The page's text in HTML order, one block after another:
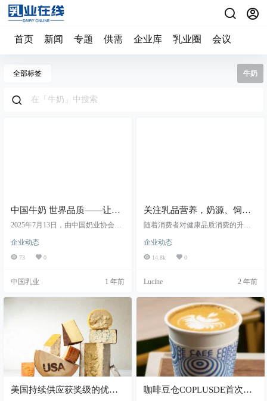
首页 新闻 专题 供需 企业库 乳业圈 会议
全部标签 牛奶
中国牛奶 世界品质——让消
费者“喝上奶 喝好奶 喝对奶”
2025年7月13日，由中国奶业协会主
门隆重举行。本次会议以“场景、空
间和赛道”为主题，汇聚行业顶尖智
兴注入新动能。 “世界级”奶源建设
奶业协会战略发展工作委员会名誉
副主任陈萌山在《中国奶业战略发
企业动态
73 0
中国乳业 1 年前
关注乳品营养，奶源、饲养
方式到底有多重要？
随着消费者对健康品质消费的升
来发展迅猛，尤其针对乳品安全、
营养性的关注度大福提升，与之相
品加工工艺。 众多乳品品牌纷
么天然性更优质的奶源地、以及奶
牛的饲养方式会对牛奶的营养值是
否有明显的影响，爱尔兰农业与食
品发展局（Teagasc）和爱尔兰食品
健康研究中心（Food fo…
企业动态
14.8k 0
Lucine 2 年前
美国持续供应获奖级的优质
咖啡豆仓COPLUSDE首次推